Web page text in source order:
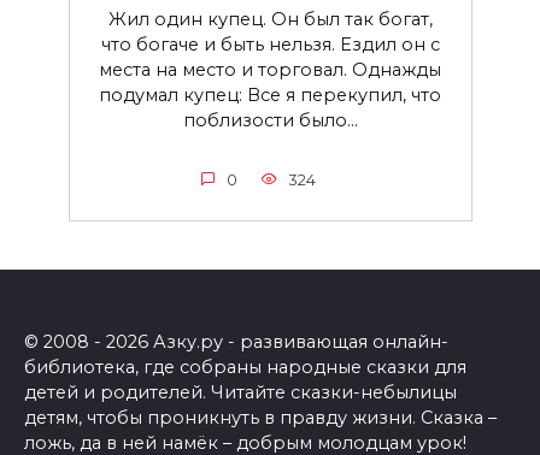
Жил один купец. Он был так богат,
что богаче и быть нельзя. Ездил он с
места на место и торговал. Однажды
подумал купец: Все я перекупил, что
поблизости было...
0 324
© 2008 - 2026 Азку.ру - развивающая онлайн-
библиотека, где собраны народные сказки для
детей и родителей. Читайте сказки-небылицы
детям, чтобы проникнуть в правду жизни. Сказка –
ложь, да в ней намёк – добрым молодцам урок!